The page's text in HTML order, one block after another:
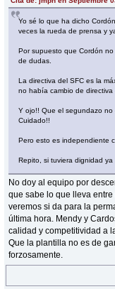
Yo sé lo que ha dicho
veces la rueda de prensa y
Por supuesto que Cordón
de dudas.
La directiva del SFC es la
no había cambio de directiva
Y ojo!! Que el segundazo no
Cuidado!!
Pero esto es independiente
Repito, si tuviera dignidad
No doy al equipo por
que sabe lo que lleva
veremos si da para la
última hora. Mendy y
calidad y competitividad a
Que la plantilla no es de
forzosamente.